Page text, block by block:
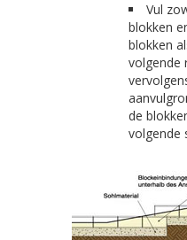
Vul
blokken
blokken
volgende
de
volgende